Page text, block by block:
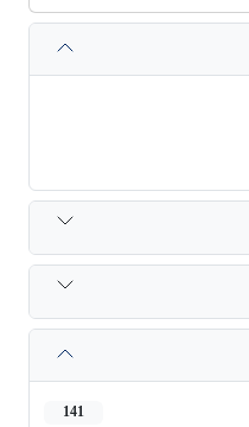
141